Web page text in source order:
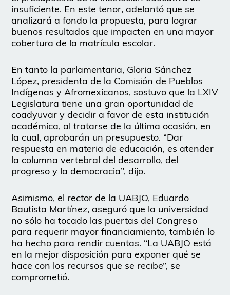
insuficiente. En este tenor, adelantó que se
analizará a fondo la propuesta, para lograr
buenos resultados que impacten en una mayor
cobertura de la matrícula escolar.
En tanto la parlamentaria, Gloria Sánchez
López, presidenta de la Comisión de Pueblos
Indígenas y Afromexicanos, sostuvo que la LXIV
Legislatura tiene una gran oportunidad de
coadyuvar y decidir a favor de esta institución
académica, al tratarse de la última ocasión, en
la cual, aprobarán un presupuesto. “Dar
respuesta en materia de educación, es atender
la columna vertebral del desarrollo, del
progreso y la democracia”, dijo.
Asimismo, el rector de la UABJO, Eduardo
Bautista Martínez, aseguró que la universidad
no sólo ha tocado las puertas del Congreso
para requerir mayor financiamiento, también lo
ha hecho para rendir cuentas. “La UABJO está
en la mejor disposición para exponer qué se
hace con los recursos que se recibe”, se
comprometió.